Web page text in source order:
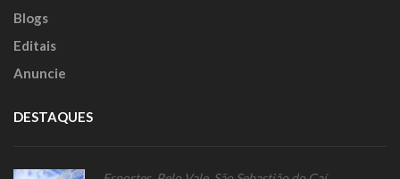
Blogs
Editais
Anuncie
DESTAQUES